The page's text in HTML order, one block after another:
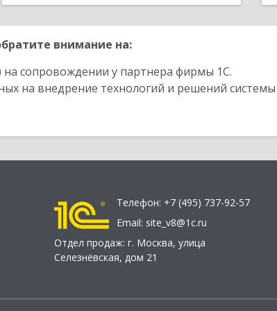
внимание на:
сопровождении у партнера фирмы 1С.
на внедрение технологий и решений
Телефон: +7 (495) 737-92-57
Email: site_v8@1c.ru
Отдел продаж: г. Москва, улица
Селезнёвская, дом 21